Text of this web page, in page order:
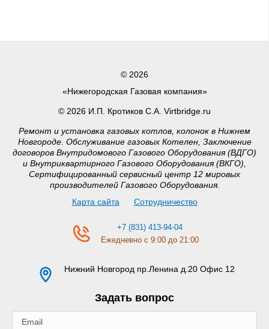
© 2026
«Нижегородская Газовая компания»
© 2026 И.П. Кротиков С.А. Virtbridge.ru
Ремонт и установка газовых котлов, колонок в Нижнем
Новгороде. Обслуживание газовых Котелен, Заключение
договоров Внутридомового Газового Оборудования (ВДГО)
и Внутриквартирного Газового Оборудования (ВКГО),
Сертифицированный сервисный центр 12 мировых
производителей Газового Оборудования.
Карта сайта
Сотрудничество
+7 (831) 413-94-04
Ежедневно с 9:00 до 21:00
Нижний Новгород пр.Ленина д.20 Офис 12
Задать вопрос